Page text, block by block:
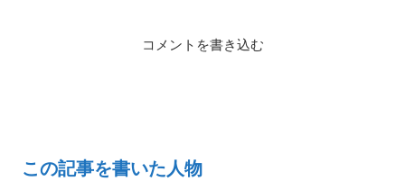
コメントを書き込む
この記事を書いた人物